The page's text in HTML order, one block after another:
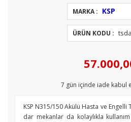
MARKA : KSP
ÜRÜN KODU :
7 gün içinde iade kabul
KSP N315/150 Akülü Hasta ve
dar mekanlar da kolaylıkla